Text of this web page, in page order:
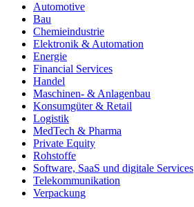
Automotive
Bau
Chemieindustrie
Elektronik & Automation
Energie
Financial Services
Handel
Maschinen- & Anlagenbau
Konsumgüter & Retail
Logistik
MedTech & Pharma
Private Equity
Rohstoffe
Software, SaaS und digitale Services
Telekommunikation
Verpackung